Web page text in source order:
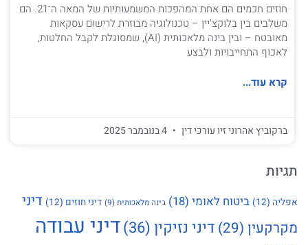
חוזים חכמים הם אחת המהפכות המשמעותיות של המאה ה־21. הם
משלבים בין בלוקצ'יין – טכנולוגיה מבוזרת לרישום עסקאות
מאובטח – ובין בינה מלאכותית (AI), שמסוגלת לקבל החלטות,
לאכוף התחייבויות ולבצע
קרא עוד...
ברקוביץ אהרוני זיו עורכי דין
תגיות
אפליה (12) ביטוח לאומי (18) בינה מלאכותית(9) דיני חוזים (12)
דיני
מקרקעין (29) דיני נזיקין (36)
דיני עבודה